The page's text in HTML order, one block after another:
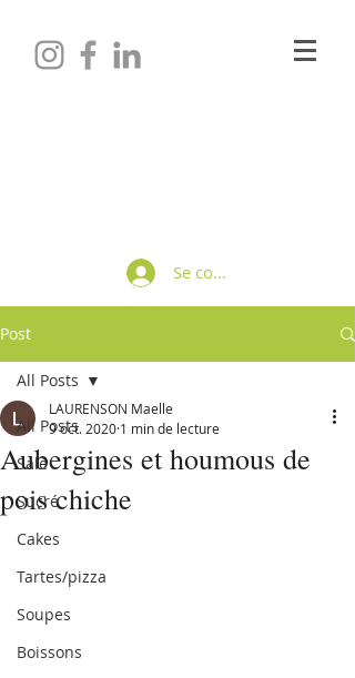
Se connecter
Post
All Posts
Salé
Sucré
Cakes
Tartes/pizza
Soupes
Boissons
All Posts
Aubergines et houmous de
pois chiche
LAURENSON Maelle
9 oct. 2020 1 min de lecture